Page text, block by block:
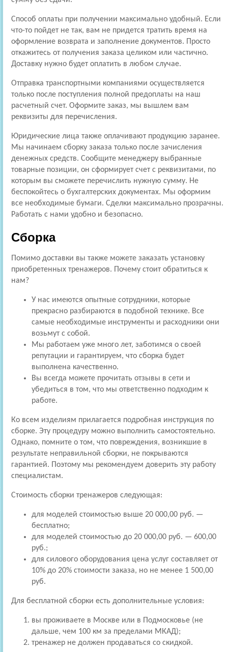
Способ оплаты при получении максимально удобный. Если
что-то пойдет не так, вам не придется тратить время на
оформление возврата и заполнение документов. Просто
откажитесь от получения заказа целиком или частично.
Доставку нужно будет оплатить в любом случае.
Отправка транспортными компаниями осуществляется
только после поступления полной предоплаты на наш
расчетный счет. Оформите заказ, мы вышлем вам
реквизиты для перечисления.
Юридические лица также оплачивают продукцию заранее.
Мы начинаем сборку заказа только после зачисления
денежных средств. Сообщите менеджеру выбранные
товарные позиции, он сформирует счет с реквизитами, по
которым вы сможете перечислить нужную сумму. Не
беспокойтесь о бухгалтерских документах. Мы оформим
все необходимые бумаги. Сделки максимально прозрачны.
Работать с нами удобно и безопасно.
Сборка
Помимо доставки вы также можете заказать установку
приобретенных тренажеров. Почему стоит обратиться к
нам?
У нас имеются опытные сотрудники, которые
прекрасно разбираются в подобной технике. Все
самые необходимые инструменты и расходники они
возьмут с собой.
Мы работаем уже много лет, заботимся о своей
репутации и гарантируем, что сборка будет
выполнена качественно.
Вы всегда можете прочитать отзывы в сети и
убедиться в том, что мы ответственно подходим к
работе.
Ко всем изделиям прилагается подробная инструкция по
сборке. Эту процедуру можно выполнить самостоятельно.
Однако, помните о том, что повреждения, возникшие в
результате неправильной сборки, не покрываются
гарантией. Поэтому мы рекомендуем доверить эту работу
специалистам.
Стоимость сборки тренажеров следующая:
для моделей стоимостью выше 20 000,00 руб. —
бесплатно;
для моделей стоимостью до 20 000,00 руб. — 600,00
руб.;
для силового оборудования цена услуг составляет от
10% до 20% стоимости заказа, но не менее 1 500,00
руб.
Для бесплатной сборки есть дополнительные условия:
вы проживаете в Москве или в Подмосковье (не
дальше, чем 100 км за пределами МКАД);
тренажер не должен продаваться со скидкой.